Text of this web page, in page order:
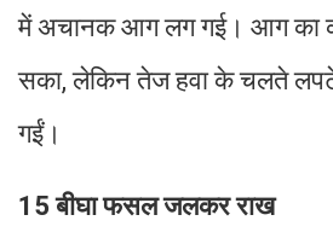
में अचानक आग लग गई। आग का
सका, लेकिन तेज हवा के चलते
गईं।
15 बीघा फसल जलकर राख